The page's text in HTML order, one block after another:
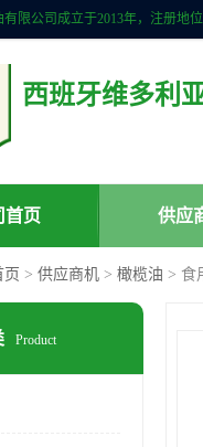
西班牙维多利
首页 供应
页 > 供应商机 > 橄榄油 > 食
Product